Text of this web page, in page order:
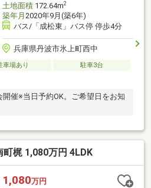
土地面積172.64m2
築年月 2020年9月(築6年)
バス/「成松東」バス停 停歩4分
兵庫県丹波市氷上町西中
車場あり
駐車3台
催※当日予約OK。ご希望日をお知
梶 1,080万円 4LDK
1,080万円